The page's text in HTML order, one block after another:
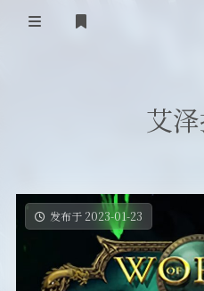
友情链接
关于
艾
发布于 2023-01-23